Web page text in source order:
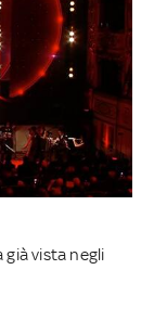
già vista negli